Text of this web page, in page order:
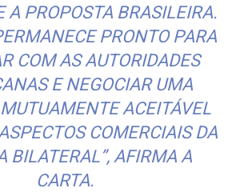
A PROPOSTA BRASILEIRA.
PRONTO PARA
COM AS AUTORIDADES
E NEGOCIAR UMA
ACEITÁVEL
COMERCIAIS DA
BILATERAL”, AFIRMA A
CARTA.